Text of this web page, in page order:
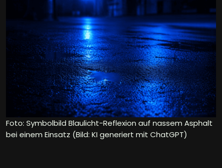
Foto: Symbolbild Blaulicht-Reflexion auf nassem Asphalt
bei einem Einsatz (Bild: KI generiert mit ChatGPT)